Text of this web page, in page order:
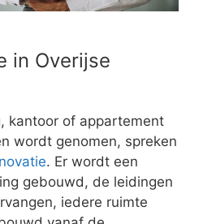
in Overijse
kantoor of appartement
wordt genomen, spreken
. Er wordt een
gebouwd, de leidingen
iedere ruimte